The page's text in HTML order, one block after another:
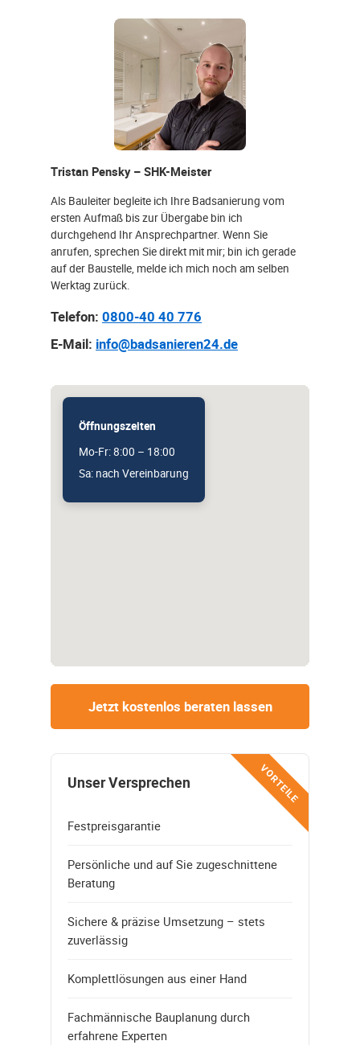
Tristan Pensky – SHK-Meister
Als Bauleiter begleite ich Ihre Badsanierung vom
ersten Aufmaß bis zur Übergabe bin ich
durchgehend Ihr Ansprechpartner. Wenn Sie
anrufen, sprechen Sie direkt mit mir; bin ich gerade
auf der Baustelle, melde ich mich noch am selben
Werktag zurück.
Telefon: 0800-40 40 776
E-Mail: info@badsanieren24.de
Öffnungszeiten
Mo-Fr: 8:00 – 18:00
Sa: nach Vereinbarung
Jetzt kostenlos beraten lassen
VORTEILE
Unser Versprechen
Festpreisgarantie
Persönliche und auf Sie zugeschnittene
Beratung
Sichere & präzise Umsetzung – stets
zuverlässig
Komplettlösungen aus einer Hand
Fachmännische Bauplanung durch
erfahrene Experten